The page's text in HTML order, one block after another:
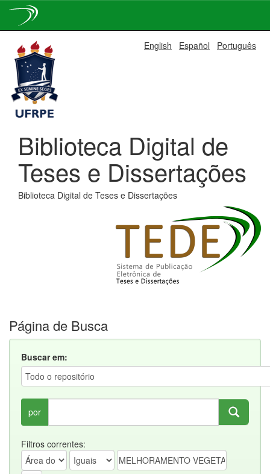
navigation
English Español Português
Biblioteca Digital de
Teses e Dissertações
Biblioteca Digital de Teses e Dissertações
Página de Busca
Buscar em:
por
Filtros correntes: